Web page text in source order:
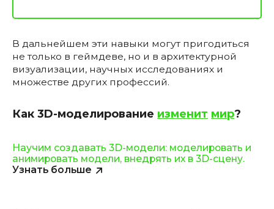
В дальнейшем эти навыки могут пригодиться
не только в геймдеве, но и в архитектурной
визуализации, научных исследованиях и
множестве других профессий.
Как 3D-моделирование изменит мир?
Научим создавать 3D-модели: моделировать и
анимировать модели, внедрять их в 3D-сцену.
Узнать больше